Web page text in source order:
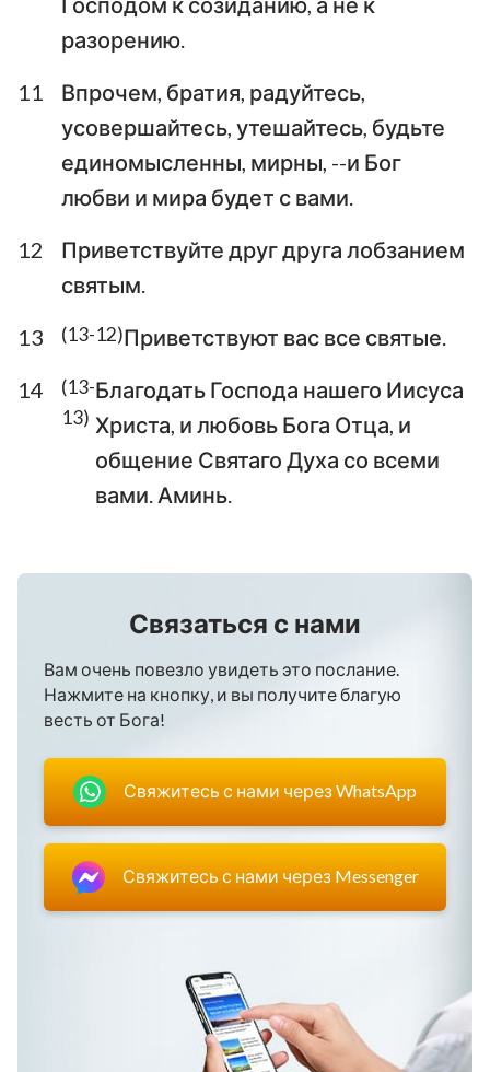
1
8
9 10 11 12 13
разорению.
11
Впрочем, братия, радуйтесь,
усовершайтесь, утешайтесь, будьте
единомысленны, мирны, --и Бог
любви и мира будет с вами.
12
Приветствуйте друг друга лобзанием
святым.
13
(13-12)Приветствуют вас все святые.
14
(13-
13)
Благодать Господа нашего Иисуса
Христа, и любовь Бога Отца, и
общение Святаго Духа со всеми
вами. Аминь.
Связаться с нами
Вам очень повезло увидеть это послание.
Нажмите на кнопку, и вы получите благую
весть от Бога!
Свяжитесь с нами через WhatsApp
Свяжитесь с нами через Messenger